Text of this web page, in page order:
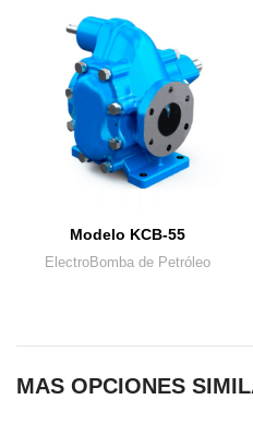
Modelo KCB-55
ElectroBomba de Petróleo
MAS OPCIONES